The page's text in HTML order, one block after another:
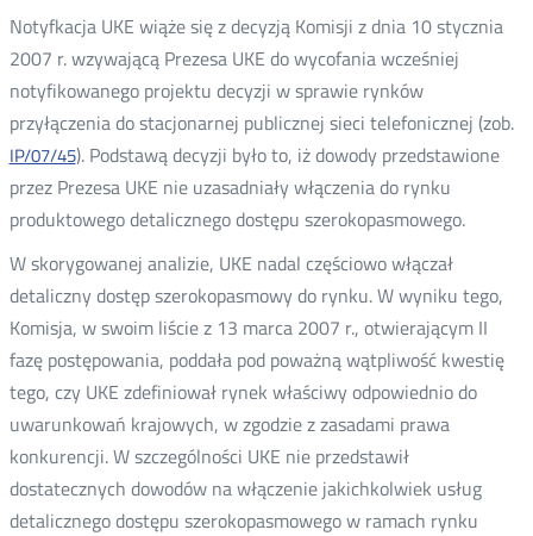
Notyfkacja UKE wiąże się z decyzją Komisji z dnia 10 stycznia
2007 r. wzywającą Prezesa UKE do wycofania wcześniej
notyfikowanego projektu decyzji w sprawie rynków
przyłączenia do stacjonarnej publicznej sieci telefonicznej (zob.
IP/07/45). Podstawą decyzji było to, iż dowody przedstawione
przez Prezesa UKE nie uzasadniały włączenia do rynku
produktowego detalicznego dostępu szerokopasmowego.
W skorygowanej analizie, UKE nadal częściowo włączał
detaliczny dostęp szerokopasmowy do rynku. W wyniku tego,
Komisja, w swoim liście z 13 marca 2007 r., otwierającym II
fazę postępowania, poddała pod poważną wątpliwość kwestię
tego, czy UKE zdefiniował rynek właściwy odpowiednio do
uwarunkowań krajowych, w zgodzie z zasadami prawa
konkurencji. W szczególności UKE nie przedstawił
dostatecznych dowodów na włączenie jakichkolwiek usług
detalicznego dostępu szerokopasmowego w ramach rynku